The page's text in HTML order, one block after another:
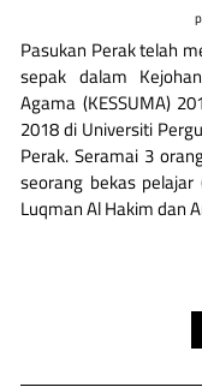
Pasukan Perak telah
sepak dalam
Agama (KESSUMA)
2018 di Universiti
Perak. Seramai 3
seorang bekas pelajar
Luqman Al Hakim dan